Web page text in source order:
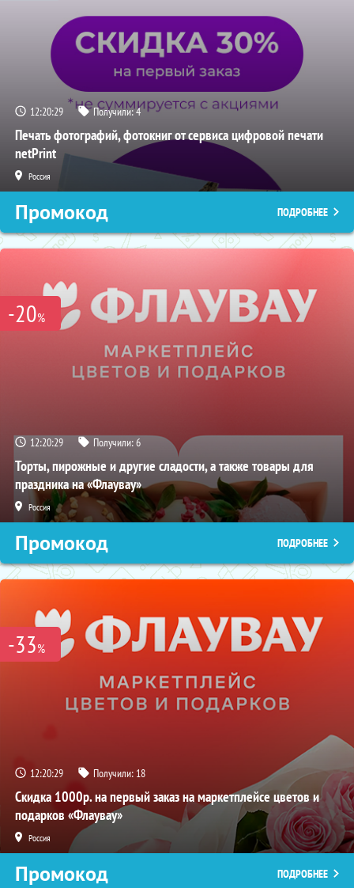
12:20:28 Получили:4
Печать фотографий, фотокниг от сервиса цифровой печати
netPrint
Россия
Промокод ПОДРОБНЕЕ
-20%
12:20:28 Получили:6
Торты, пирожные и другие сладости, а также товары для
праздника на «Флаувау»
Россия
Промокод ПОДРОБНЕЕ
-33%
12:20:28 Получили: 18
Скидка 1000р. на первый заказ на маркетплейсе цветов и
подарков «Флаувау»
Россия
Промокод ПОДРОБНЕЕ